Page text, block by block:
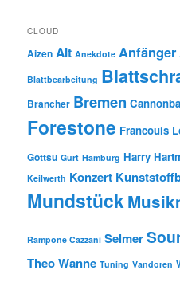
CLOUD
Aizen Alt Anekdote Anfänger
Blattbearbeitung
Brancher Bremen
Forestone Francouis
Gottsu Gurt Hamburg Harry
Keilwerth Konzert
Mundstück
Rampone Cazzani Selmer
Theo Wanne Tuning Vandoren